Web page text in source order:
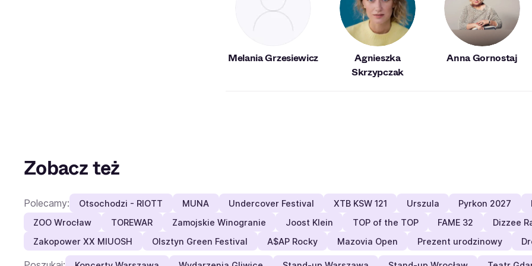
Melania Grzesiewicz
Agnieszka
Skrzypczak
Anna Gornostaj
Zobacz też
Polecamy: Otsochodzi - RIOTT MUNA Undercover Festival XTB KSW 121 Urszula Pyrkon 2027
ZOO Wrocław
TOREWAR Zamojskie Winogranie Joost Klein TOP of the TOP FAME 32
Dizzee
Zakopower XX MIUOSH
Olsztyn Green Festival A$AP Rocky Mazovia Open Prezent urodzinowy